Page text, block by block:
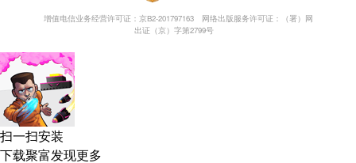
增值电信业务经营许可证：京B2-201797163
网络出版服务许可证：（署）网
出证（京）字第2799号
扫一扫安装
下载聚富发现更多